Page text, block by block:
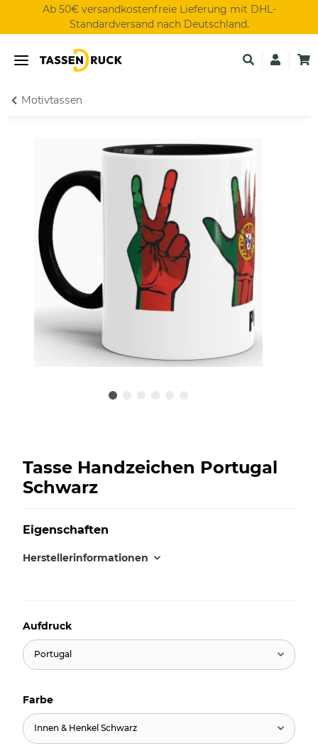
Ab 50€ versandkostenfreie Lieferung mit DHL-
Standardversand nach Deutschland.
Motivtassen
Tasse Handzeichen Portugal
Schwarz
Eigenschaften
Herstellerinformationen
Aufdruck
Portugal
Farbe
Innen & Henkel Schwarz